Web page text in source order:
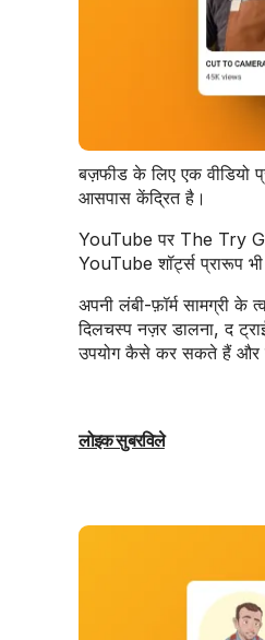
बज़फीड के लिए एक वीडियो
आसपास केंद्रित है।
YouTube पर The Try
YouTube शॉर्ट्स प्रारूप
अपनी लंबी-फ़ॉर्म सामग्री के
दिलचस्प नज़र डालना, द
उपयोग कैसे कर सकते हैं और
लोइक सुबरविले